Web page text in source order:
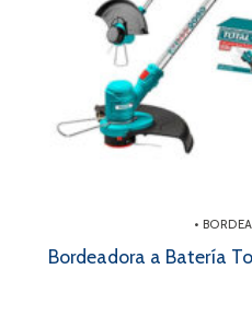
•
Bordeadora a Batería